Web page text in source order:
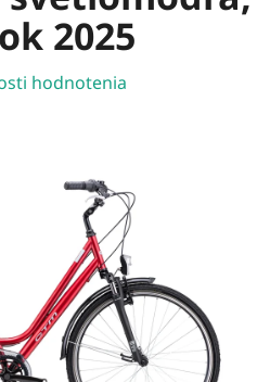
2025
hodnotenia